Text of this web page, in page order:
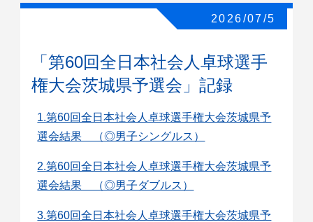
「第60回全日本社会人卓球選手
権大会茨城県予選会」記録
2026/07/5
1.第60回全日本社会人卓球選手権大会茨城県予
選会結果 （◎男子シングルス）
2.第60回全日本社会人卓球選手権大会茨城県予
選会結果 （◎男子ダブルス）
3.第60回全日本社会人卓球選手権大会茨城県予